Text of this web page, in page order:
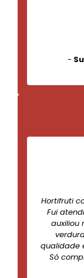
-
Hortifruti
Fui
auxiliou
qualidade
Só